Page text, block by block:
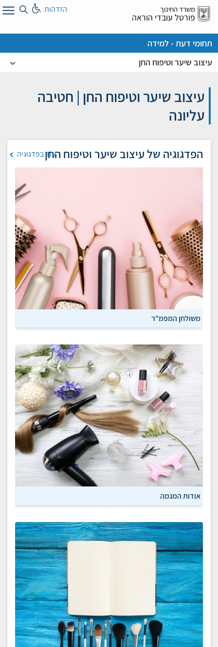
דלג
אל
משרד החינוך
פורטל עובדי הוראה
הזדהות
תחומי דעת - למידה
עיצוב שיער וטיפוח החן
עיצוב שיער וטיפוח החן | חטיבה
עליונה
הפדגוגיה של עיצוב שיער וטיפוח החןעוד בפדגוגיה
משולחן המפמ"ר
אודות המגמה